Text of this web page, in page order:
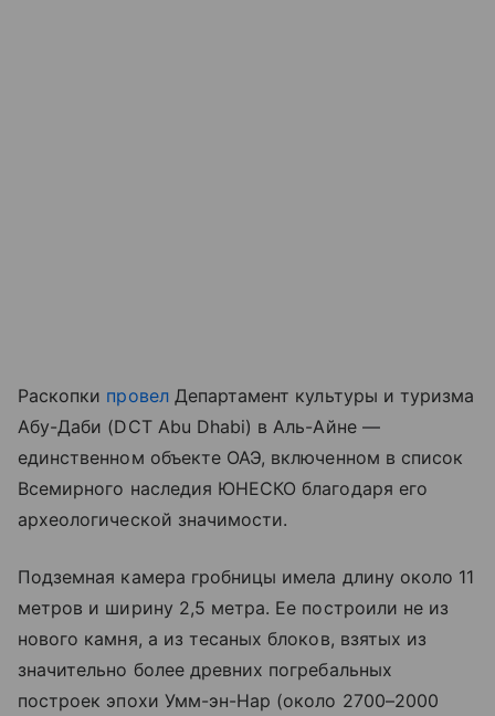
Раскопки провелДепартамент культуры и туризма
Абу-Даби (DCT Abu Dhabi) в Аль-Айне —
единственном объекте ОАЭ, включенном в список
Всемирного наследия ЮНЕСКО благодаря его
археологической значимости.
Подземная камера гробницы имела длину около 11
метров и ширину 2,5 метра. Ее построили не из
нового камня, а из тесаных блоков, взятых из
значительно более древних погребальных
построек эпохи Умм-эн-Нар (около 2700–2000